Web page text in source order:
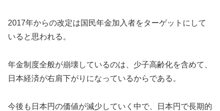
2017年からの改定は国民年金加入者をターゲットにして
いると思われる。
年金制度全般が崩壊しているのは、少子高齢化を含めて、
日本経済が右肩下がりになっているからである。
今後も日本円の価値が減少していく中で、日本円で長期的